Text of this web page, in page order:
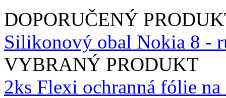
DOPORUČENÝ
Silikonový obal Nokia 8 -
VYBRANÝ PRODUKT
2ks Flexi ochranná fólie